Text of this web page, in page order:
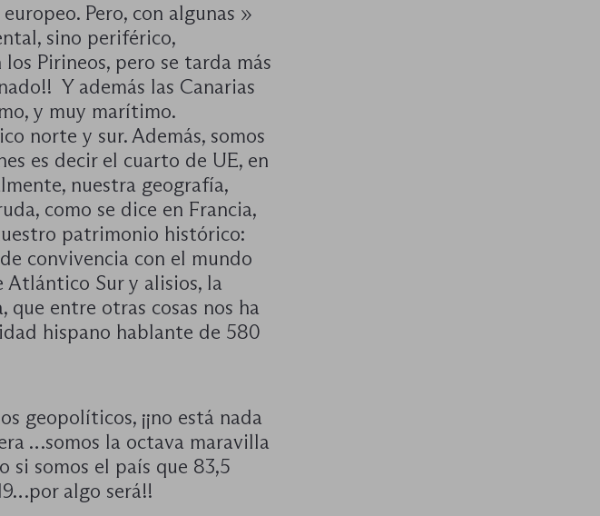
Pero, con algunas »
sino periférico,
Pirineos, pero se tarda más
Y además las Canarias
y muy marítimo.
norte y sur. Además, somos
es decir el cuarto de UE, en
nuestra geografía,
como se dice en Francia,
patrimonio histórico:
convivencia con el mundo
Atlántico Sur y alisios, la
entre otras cosas nos ha
hispano hablante de 580
geopolíticos, ¡¡no está nada
…somos la octava maravilla
si somos el país que 83,5
algo será!!